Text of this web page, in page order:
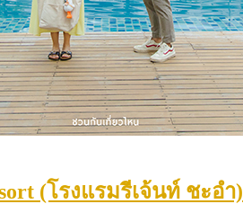
(โรงแรมรีเจ้นท์ ชะอำ)